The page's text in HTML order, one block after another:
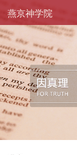
燕京神学院